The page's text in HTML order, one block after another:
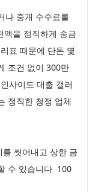
나 중개 수수료를
액을 정직하게 송금
표 때문에 단돈 몇
조건 없이 300만
사이드 대출 갤러
정직한 청정 업체
씻어내고 상한 금
수 있습니다 100